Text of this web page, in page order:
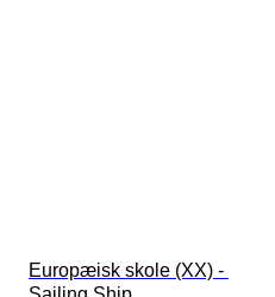
Europæisk skole (XX) -